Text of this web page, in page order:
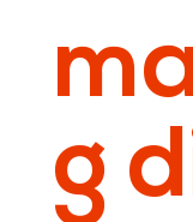
g